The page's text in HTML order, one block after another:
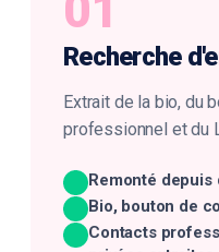
Recherche d'
Extrait de la bio, du
professionnel et du
Remonté
Bio, bouton de
Contacts